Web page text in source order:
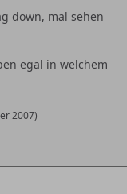
down, mal sehen
egal in welchem
2007)